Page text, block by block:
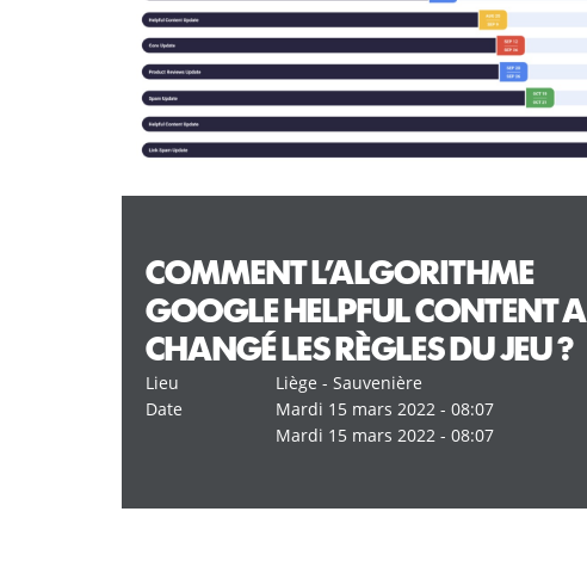
COMMENT L’ALGORITHME
GOOGLE HELPFUL CONTENT A
CHANGÉ LES RÈGLES DU JEU ?
Lieu
Liège - Sauvenière
Date
Mardi 15 mars 2022 - 08:07
Mardi 15 mars 2022 - 08:07